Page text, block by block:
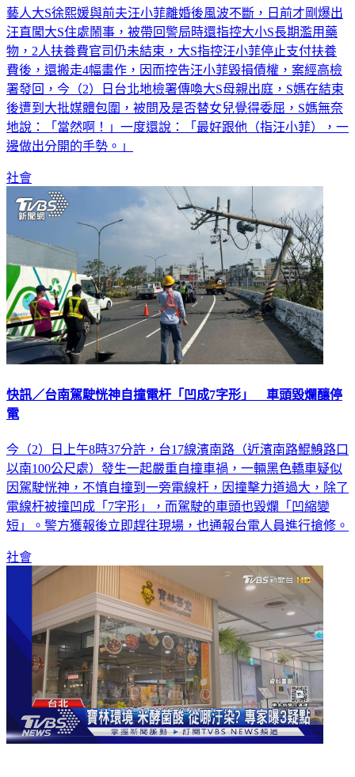
藝人大S徐熙媛與前夫汪小菲離婚後風波不斷，日前才剛爆出
汪直闖大S住處鬧事，被帶回警局時還指控大小S長期濫用藥
物，2人扶養費官司仍未結束，大S指控汪小菲停止支付扶養
費後，還搬走4幅畫作，因而控告汪小菲毀損債權，案經高檢
署發回，今（2）日台北地檢署傳喚大S母親出庭，S媽在結束
後遭到大批媒體包圍，被問及是否替女兒覺得委屈，S媽無奈
地說：「當然啊！」一度還說：「最好跟他（指汪小菲），一
邊做出分開的手勢。」
社會
快訊／台南駕駛恍神自撞電杆「凹成7字形」 車頭毀爛釀停
電
今（2）日上午8時37分許，台17線濱南路（近濱南路鯤鯓路口
以南100公尺處）發生一起嚴重自撞車禍，一輛黑色轎車疑似
因駕駛恍神，不慎自撞到一旁電線杆，因撞擊力道過大，除了
電線杆被撞凹成「7字形」，而駕駛的車頭也毀爛「凹縮變
短」。警方獲報後立即趕往現場，也通報台電人員進行搶修。
社會